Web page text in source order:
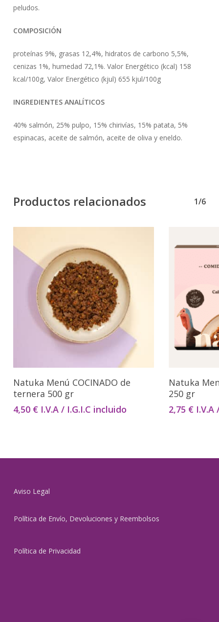
peludos.
COMPOSICIÓN
proteínas 9%, grasas 12,4%, hidratos de carbono 5,5%,
cenizas 1%, humedad 72,1%. Valor Energético (kcal) 158
kcal/100g, Valor Energético (kjul) 655 kjul/100g
INGREDIENTES ANALÍTICOS
40% salmón, 25% pulpo, 15% chirivías, 15% patata, 5%
espinacas, aceite de salmón, aceite de oliva y eneldo.
Productos relacionados 1/6
Añadir Al Carrito
Natuka Menú COCINADO de
ternera 500 gr
4,50 € I.V.A / I.G.I.C incluido
Natuka
250 gr
2,75 € I.V.A
Aviso Legal
Política de Envío, Devoluciones y Reembolsos
Política de Privacidad